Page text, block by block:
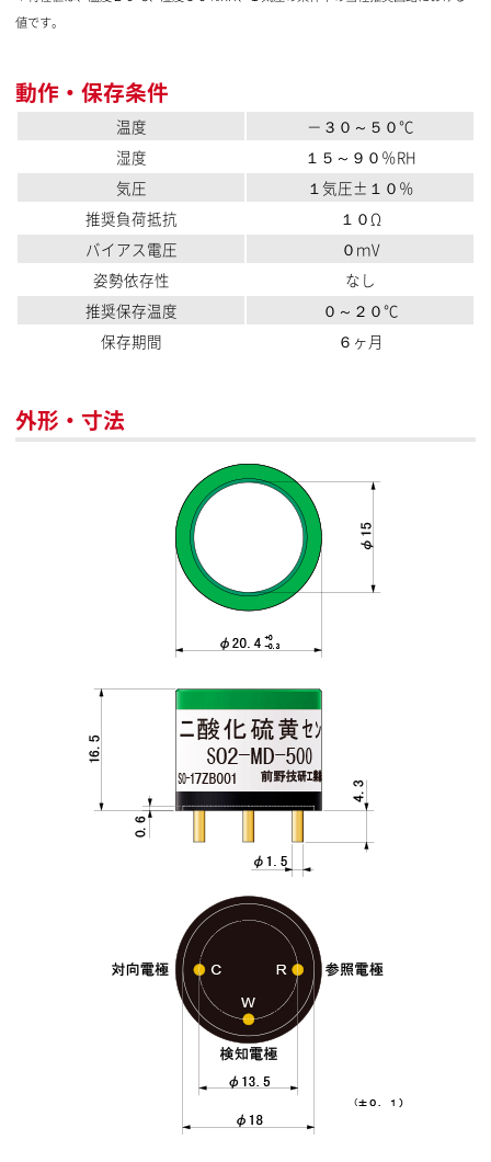
値です。
動作・保存条件
温度
－３０～５０℃
湿度
１５～９０％RH
気圧
１気圧±１０％
推奨負荷抵抗
１０Ω
バイアス電圧
０ｍV
姿勢依存性
なし
推奨保存温度
０～２０℃
保存期間
６ヶ月
外形・寸法